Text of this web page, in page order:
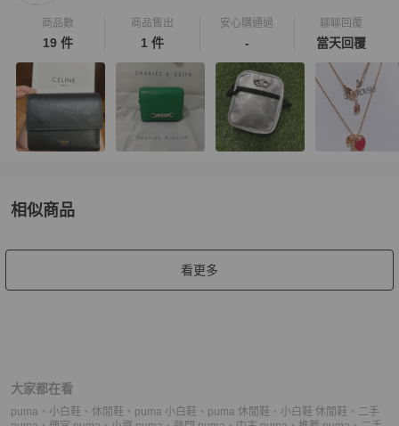
商品數
19 件
商品售出
1 件
安心購通過
-
聊聊回覆
當天回覆
相似商品
看更多
大家都在看
puma 、 小白鞋 、 休閒鞋 、 puma 小白鞋 、 puma 休閒鞋 、 小白鞋 休閒鞋 、 二手